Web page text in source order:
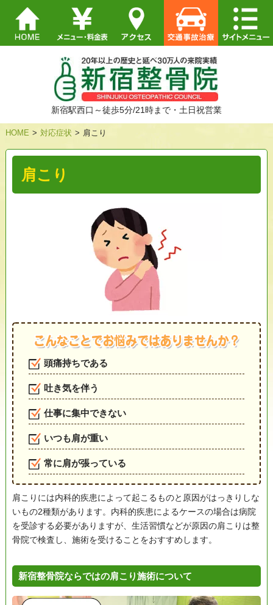
新宿駅西口～徒歩5分/21時まで・土日祝営業
HOME > 対応症状 > 肩こり
肩こり
頭痛持ちである
吐き気を伴う
仕事に集中できない
いつも肩が重い
常に肩が張っている
肩こりには内科的疾患によって起こるものと原因がはっきりしな
いもの2種類があります。内科的疾患によるケースの場合は病院
を受診する必要がありますが、生活習慣などが原因の肩こりは整
骨院で検査し、施術を受けることをおすすめします。
新宿整骨院ならではの肩こり施術について